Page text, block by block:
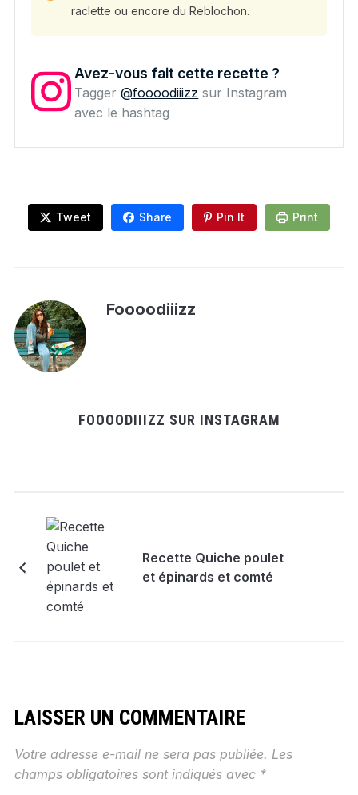
raclette ou encore du Reblochon.
Avez-vous fait cette recette ?
Tagger@foooodiiizz sur Instagram
avec le hashtag
Tweet Share Pin It Print
Foooodiiizz
FOOOODIIIZZ SUR INSTAGRAM
Recette Quiche poulet
et épinards et comté
LAISSER UN COMMENTAIRE
Votre adresse e-mail ne sera pas publiée. Les
champs obligatoires sont indiqués avec *